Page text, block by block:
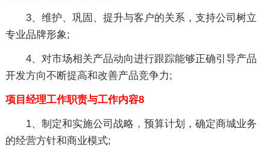
3、维护、巩固、提升与客户的关系，支持公司树立
专业品牌形象;
4、对市场相关产品动向进行跟踪能够正确引导产品
开发方向不断提高和改善产品竞争力;
项目经理工作职责与工作内容8
1、制定和实施公司战略，预算计划，确定商城业务
的经营方针和商业模式;